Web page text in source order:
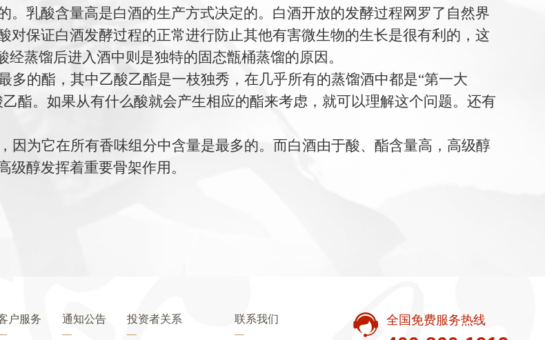
。乳酸含量高是白酒的生产方式决定的。白酒开放的发酵过程网罗了自然界
对保证白酒发酵过程的正常进行防止其他有害微生物的生长是很有利的，这
蒸馏后进入酒中则是独特的固态甑桶蒸馏的原因。
多的酯，其中乙酸乙酯是一枝独秀，在几乎所有的蒸馏酒中都是“第一大
酯。如果从有什么酸就会产生相应的酯来考虑，就可以理解这个问题。还有
因为它在所有香味组分中含量是最多的。而白酒由于酸、酯含量高，高级醇
醇发挥着重要骨架作用。
户服务 通知公告 投资者关系 联系我们 全国免费服务热线